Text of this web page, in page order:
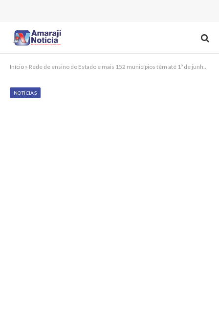
Início » Rede de ensino do Estado e mais 152 municípios têm até 1º de junho para inscrever experiências inspiradoras em educação integral no programa do MEC
NOTÍCIAS